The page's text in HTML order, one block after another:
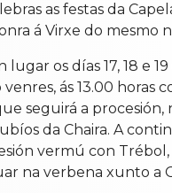
as festas da
á Virxe do mesmo
lugar os días 17, 18 e
ás 13.00 horas
seguirá a procesión,
da Chaira. A
vermú con
na verbena xunto a